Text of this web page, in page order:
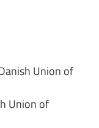
Union of
Union of